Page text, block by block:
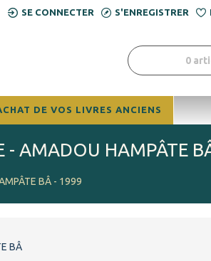
SE CONNECTER S'ENREGISTRER
0
DE VOS LIVRES ANCIENS
BÂ - 1999
- AMADOU HAMPÂTE
BÂ